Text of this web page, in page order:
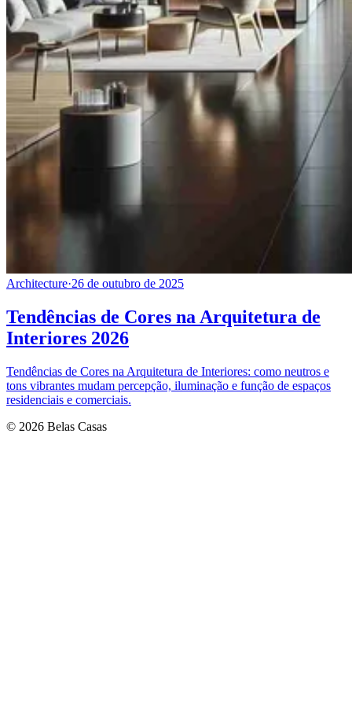
Architecture·26 de outubro de 2025
Tendências de Cores na Arquitetura de
Interiores 2026
Tendências de Cores na Arquitetura de Interiores: como neutros e
tons vibrantes mudam percepção, iluminação e função de espaços
residenciais e comerciais.
© 2026 Belas Casas